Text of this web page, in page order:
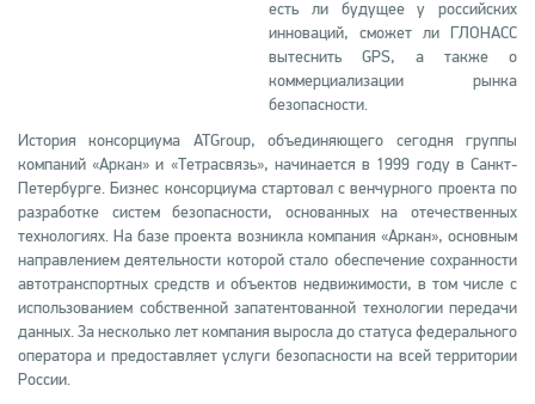
есть ли будущее у российских
инноваций, сможет ли ГЛОНАСС
вытеснить GPS, а также о
коммерциализации рынка
безопасности.
История консорциума ATGroup, объединяющего сегодня группы
компаний «Аркан» и «Тетрасвязь», начинается в 1999 году в Санкт-
Петербурге. Бизнес консорциума стартовал с венчурного проекта по
разработке систем безопасности, основанных на отечественных
технологиях. На базе проекта возникла компания «Аркан», основным
направлением деятельности которой стало обеспечение сохранности
автотранспортных средств и объектов недвижимости, в том числе с
использованием собственной запатентованной технологии передачи
данных. За несколько лет компания выросла до статуса федерального
оператора и предоставляет услуги безопасности на всей территории
России.